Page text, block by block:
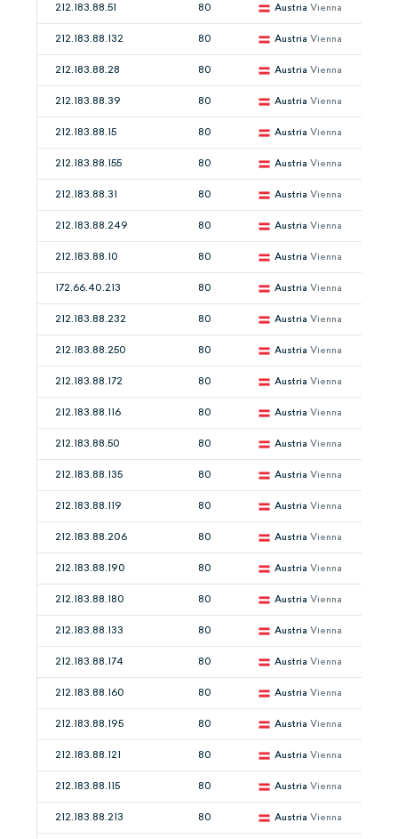
212.183.88.51 80 Austria Vienna
212.183.88.132 80 Austria Vienna
212.183.88.28 80 Austria Vienna
212.183.88.39 80 Austria Vienna
212.183.88.15 80 Austria Vienna
212.183.88.155 80 Austria Vienna
212.183.88.31 80 Austria Vienna
212.183.88.249 80 Austria Vienna
212.183.88.10 80 Austria Vienna
172.66.40.213 80 Austria Vienna
212.183.88.232 80 Austria Vienna
212.183.88.250 80 Austria Vienna
212.183.88.172 80 Austria Vienna
212.183.88.116 80 Austria Vienna
212.183.88.50 80 Austria Vienna
212.183.88.135 80 Austria Vienna
212.183.88.119 80 Austria Vienna
212.183.88.206 80 Austria Vienna
212.183.88.190 80 Austria Vienna
212.183.88.180 80 Austria Vienna
212.183.88.133 80 Austria Vienna
212.183.88.174 80 Austria Vienna
212.183.88.160 80 Austria Vienna
212.183.88.195 80 Austria Vienna
212.183.88.121 80 Austria Vienna
212.183.88.115 80 Austria Vienna
212.183.88.213 80 Austria Vienna